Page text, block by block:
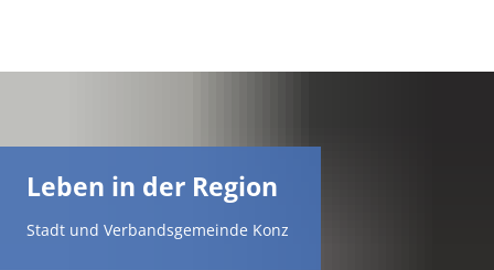
Leben in der Region
Stadt und Verbandsgemeinde Konz